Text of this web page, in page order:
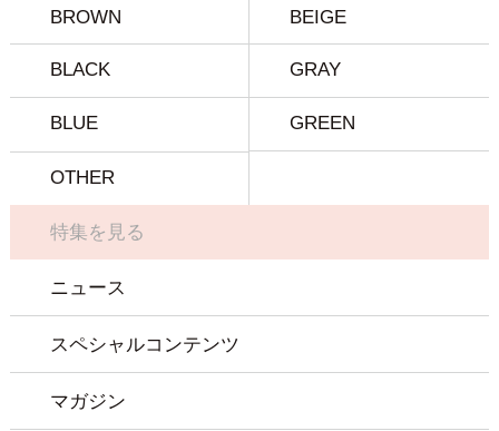
BROWN BEIGE
BLACK GRAY
BLUE GREEN
OTHER
特集を見る
ニュース
スペシャルコンテンツ
マガジン